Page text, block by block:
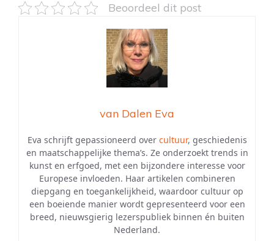
Beoordeel dit post
van Dalen Eva
Eva schrijft gepassioneerd over cultuur, geschiedenis
en maatschappelijke thema’s. Ze onderzoekt trends in
kunst en erfgoed, met een bijzondere interesse voor
Europese invloeden. Haar artikelen combineren
diepgang en toegankelijkheid, waardoor cultuur op
een boeiende manier wordt gepresenteerd voor een
breed, nieuwsgierig lezerspubliek binnen én buiten
Nederland.